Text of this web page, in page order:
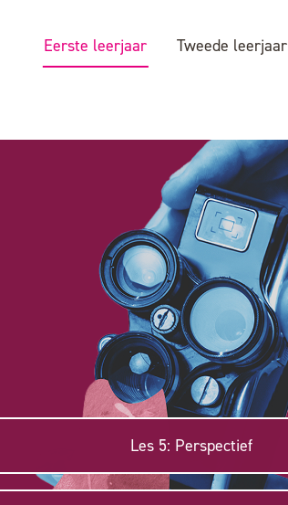
Eerste leerjaar Tweede leerjaar
Les 5: Perspectief